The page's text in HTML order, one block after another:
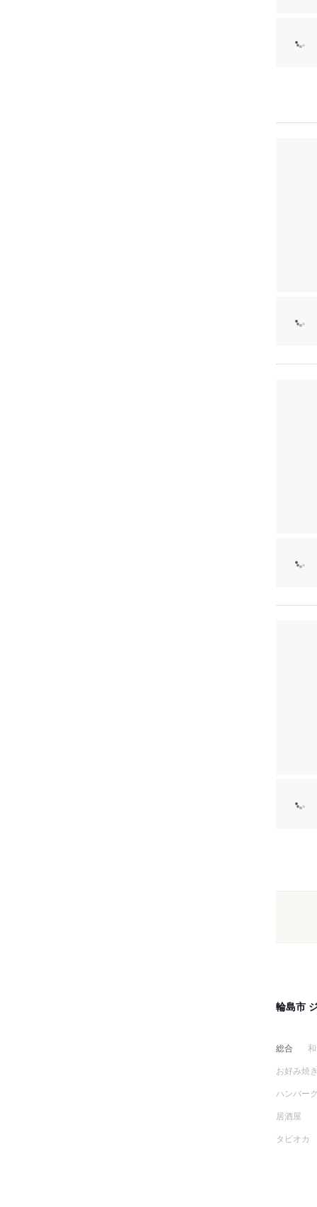
輪島市
総合
お好み焼
ハンバー
居酒屋
タピオカ